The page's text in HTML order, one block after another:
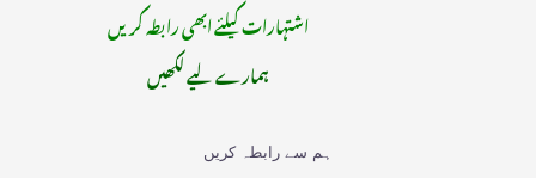
اشتہارات کیلئے ابھی رابطہ کریں
ہمارے لیے لکھیں
ہم سے رابطہ کریں